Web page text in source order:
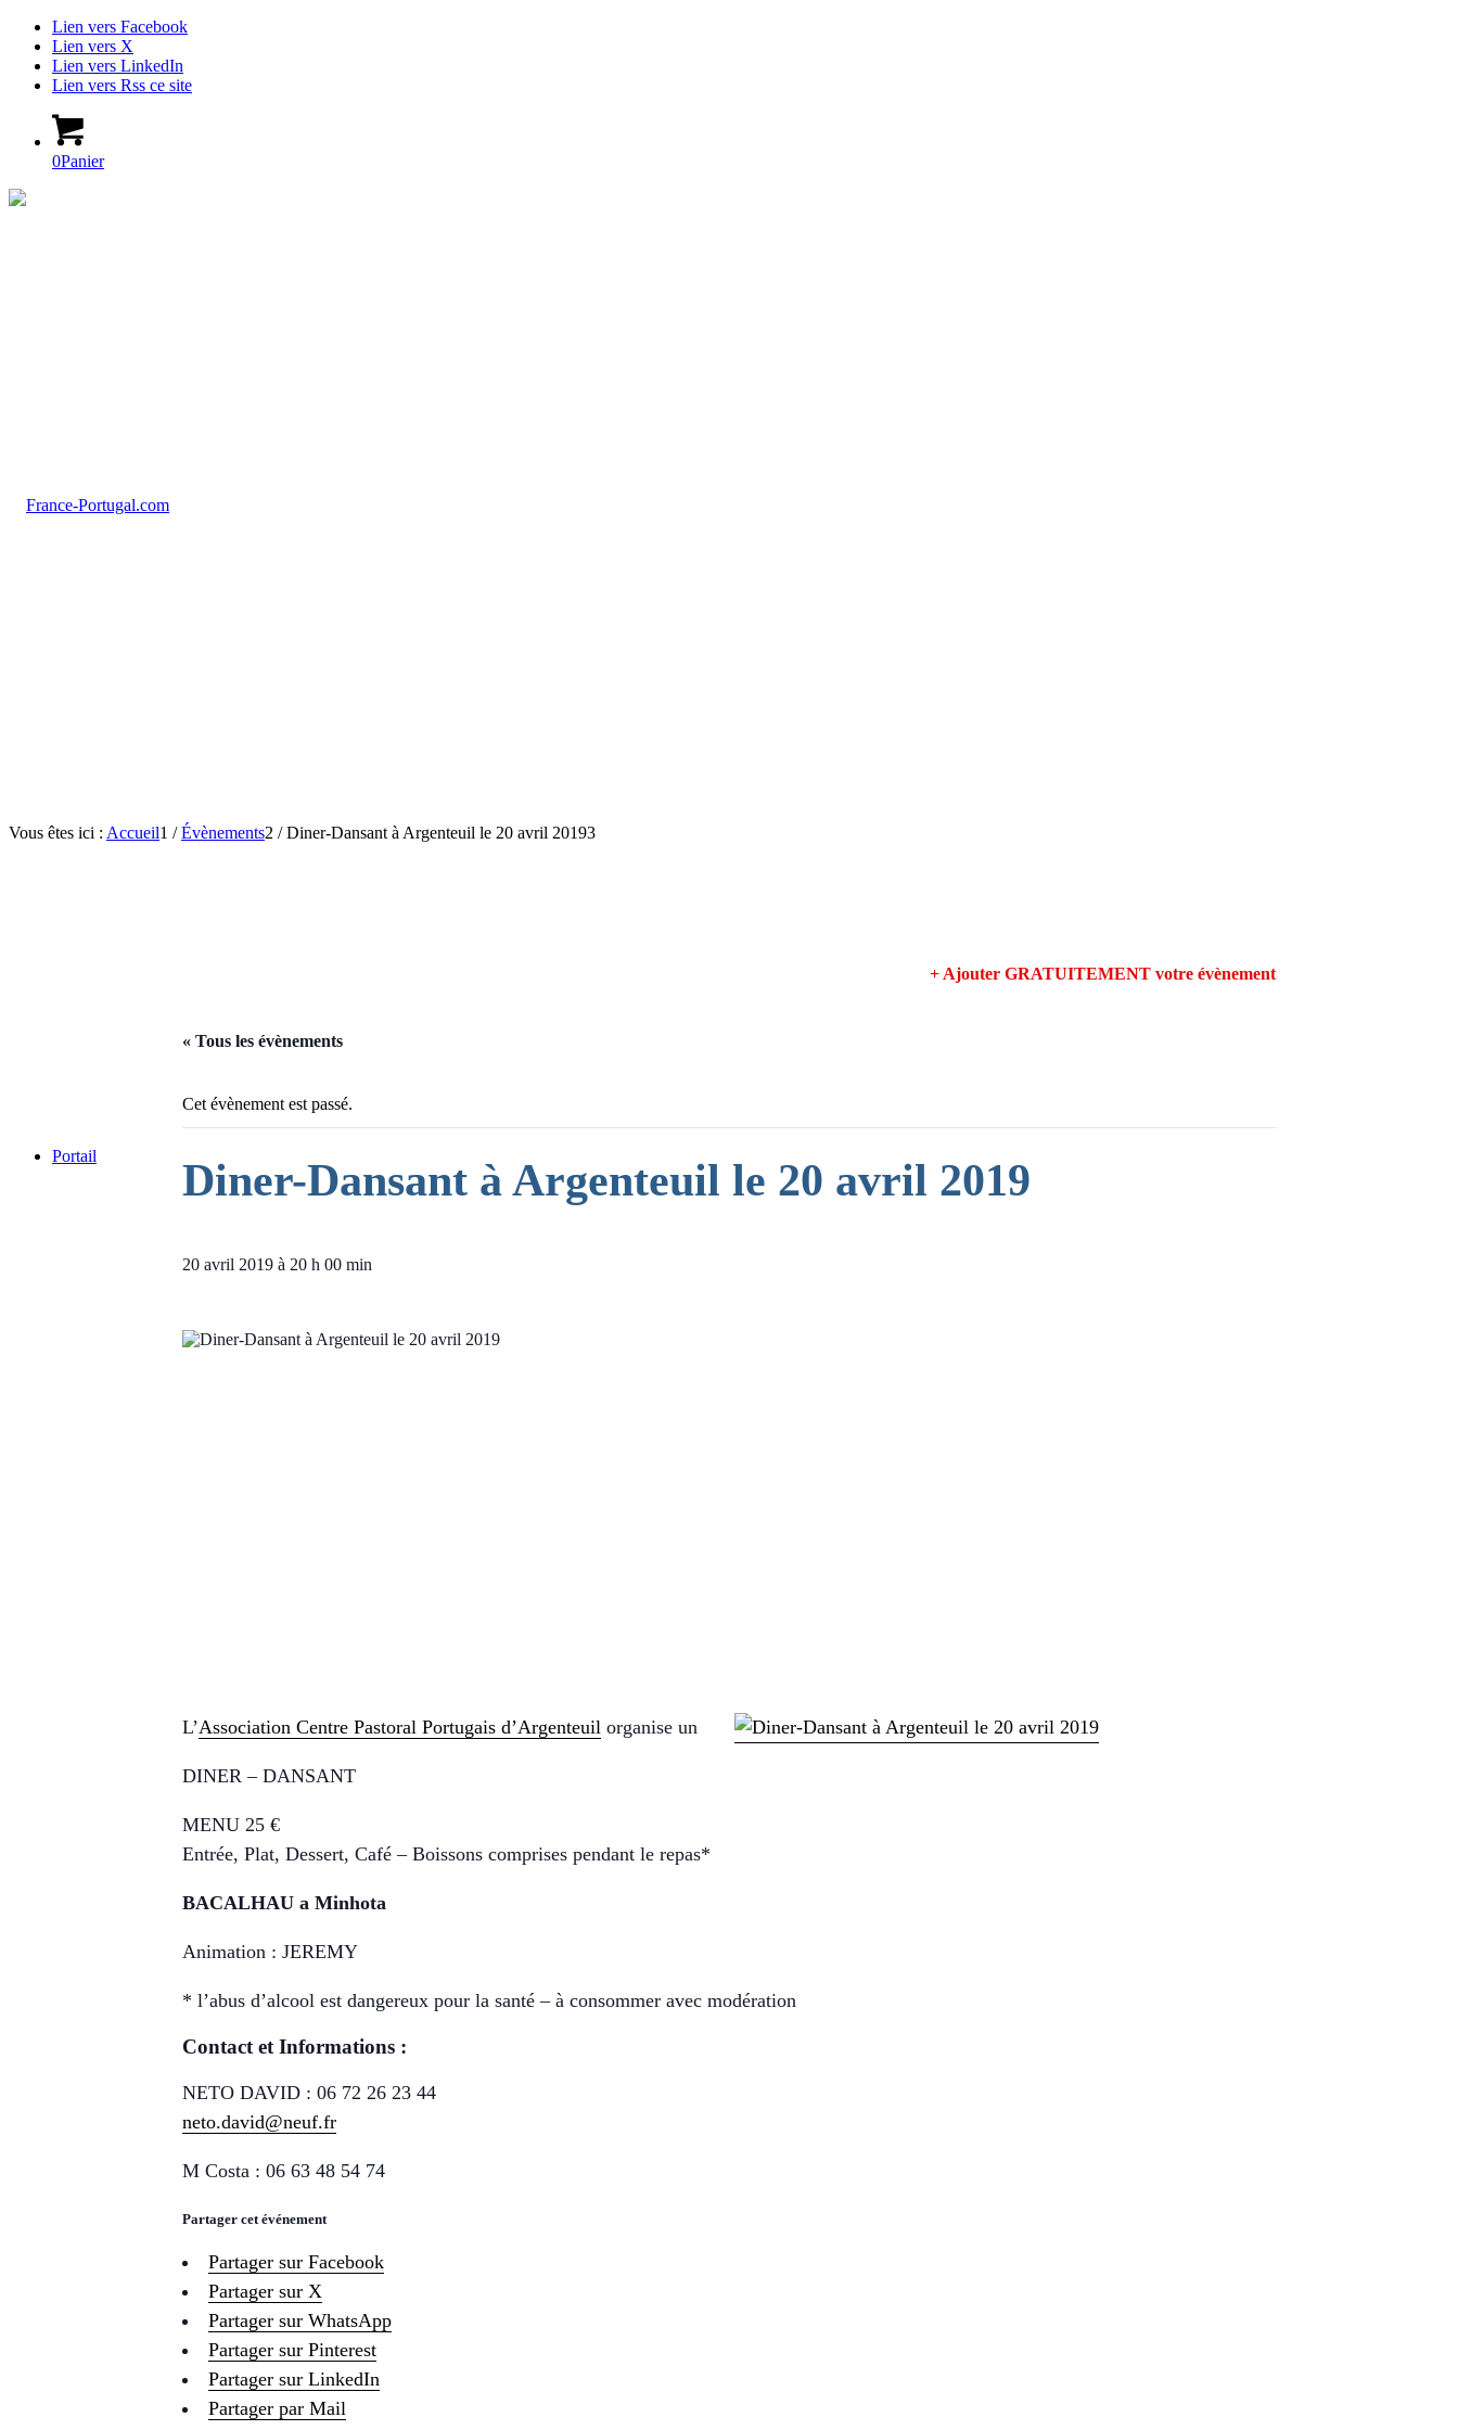
Lien vers Facebook
Lien vers X
Lien vers LinkedIn
Lien vers Rss ce site
0Panier
Portail
Vous êtes ici : Accueil1 / Évènements2 / Diner-Dansant à Argenteuil le 20 avril 20193
+ Ajouter GRATUITEMENT votre évènement
« Tous les évènements
Cet évènement est passé.
Diner-Dansant à Argenteuil le 20 avril 2019
20 avril 2019 à 20 h 00 min
L’Association Centre Pastoral Portugais d’Argenteuil organise un
DINER – DANSANT
MENU 25 €
Entrée, Plat, Dessert, Café – Boissons comprises pendant le repas*
BACALHAU a Minhota
Animation : JEREMY
* l’abus d’alcool est dangereux pour la santé – à consommer avec modération
Contact et Informations :
NETO DAVID : 06 72 26 23 44
neto.david@neuf.fr
M Costa : 06 63 48 54 74
Partager cet événement
Partager sur Facebook
Partager sur X
Partager sur WhatsApp
Partager sur Pinterest
Partager sur LinkedIn
Partager par Mail